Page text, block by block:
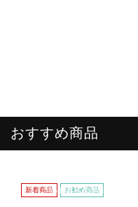
おすすめ商品
この商品へのお問い合わせ
新着商品 お勧め商品